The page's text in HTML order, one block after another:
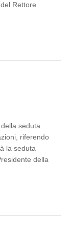
Rettore
seduta
riferendo
la seduta
della